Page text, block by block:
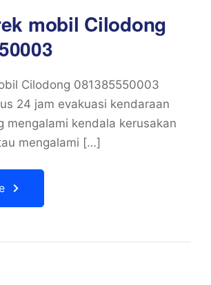
mobil Cilodong
Cilodong 081385550003
24 jam evakuasi kendaraan
mengalami kendala kerusakan
mengalami […]